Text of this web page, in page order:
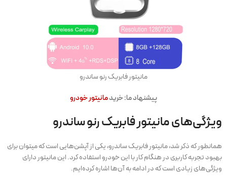
مانیتور فابریک رنو ساندرو
پیشنهاد ما: خریدمانیتور خودرو
ویژگی‌های مانیتور فابریک رنو ساندرو
همانطور که ذکر شد، مانیتور فابریک ساندرو، یکی از آپشن‌هایی است که میتوان برای
بهبود تجربه کاربری در هنگام کار با این خودرو استفاده کرد. این مانیتور دارای
ویژگی‌های زیادی است که در ادامه به آن‌ها اشاره کرده‌ایم.